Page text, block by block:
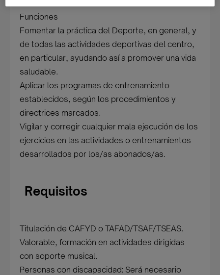
Funciones
Fomentar la práctica del Deporte, en general, y
de todas las actividades deportivas del centro,
en particular, ayudando así a promover una vida
saludable.
Aplicar los programas de entrenamiento
establecidos, según los procedimientos y
directrices marcados.
Vigilar y corregir cualquier mala ejecución de los
ejercicios en las actividades o entrenamientos
desarrollados por los/as abonados/as.
Requisitos
Titulación de CAFYD o TAFAD/TSAF/TSEAS.
Valorable, formación en actividades dirigidas
con soporte musical.
Personas con discapacidad: Será necesario